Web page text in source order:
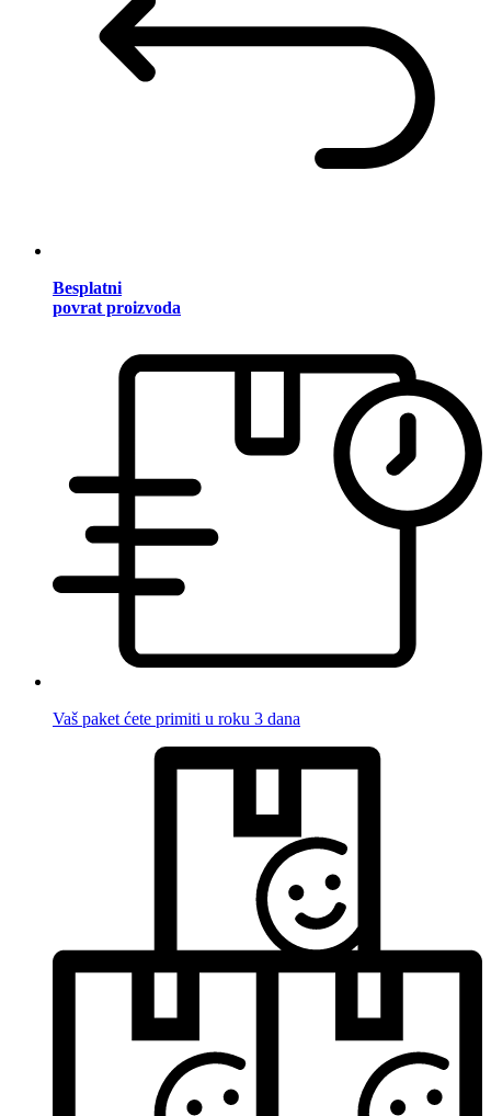
Besplatni
povrat proizvoda
Vaš paket ćete primiti u roku 3 dana